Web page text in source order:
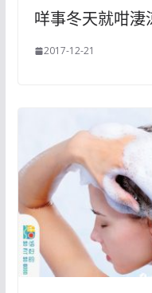
咩事冬天就咁淒
2017-12-21